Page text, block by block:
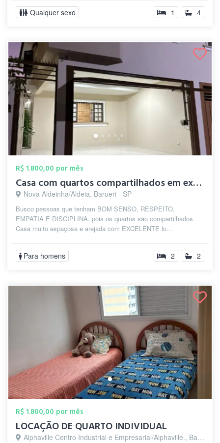
Qualquer sexo 1 4
R$ 1.800,00 por mês
Casa com quartos compartilhados em excel...
Nova Aldeinha/Aldeia, Barueri - SP
Busco pessoas que tenham BOM SENSO, RESPEITO,
EMPATIA E DISCIPLINA, pois os quartos são compartilhados.
Casa muito espaçosa e arejada com EXCELENTE lo...
Para homens 2 2
R$ 1.800,00 por mês
LOCAÇÃO DE QUARTO INDIVIDUAL
Alphaville Centro Industrial e Empresarial/Alphaville., Barueri - SP